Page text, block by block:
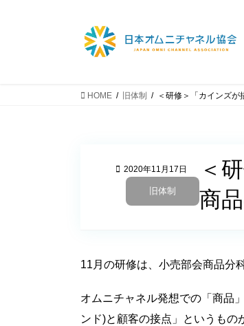
HOME 旧体制 ＜研修＞「カインズが
2020年11月17日
旧体制
＜
商
11月の研修は、小売部会商品分
オムニチャネル発想での「商品
ンド)と顧客の接点」というも